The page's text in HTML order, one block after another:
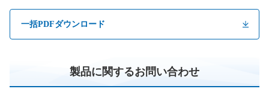
一括PDFダウンロード
製品に関するお問い合わせ